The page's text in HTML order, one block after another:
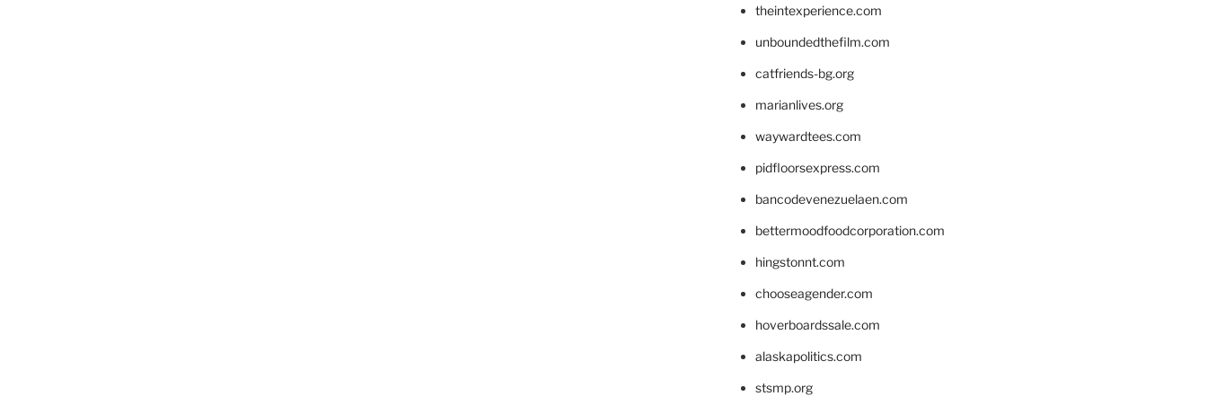
theintexperience.com
unboundedthefilm.com
catfriends-bg.org
marianlives.org
waywardtees.com
pidfloorsexpress.com
bancodevenezuelaen.com
bettermoodfoodcorporation.com
hingstonnt.com
chooseagender.com
hoverboardssale.com
alaskapolitics.com
stsmp.org